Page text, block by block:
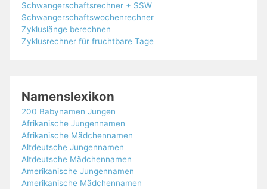
Schwangerschaftsrechner + SSW
Schwangerschaftswochenrechner
Zykluslänge berechnen
Zyklusrechner für fruchtbare Tage
Namenslexikon
200 Babynamen Jungen
Afrikanische Jungennamen
Afrikanische Mädchennamen
Altdeutsche Jungennamen
Altdeutsche Mädchennamen
Amerikanische Jungennamen
Amerikanische Mädchennamen